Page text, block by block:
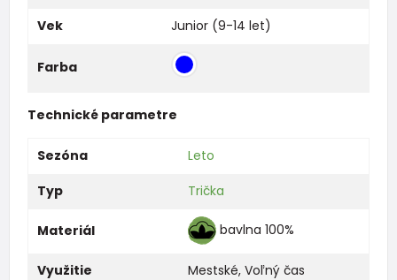
Vek
Junior (9-14 let)
Farba
Technické parametre
Sezóna
Leto
Typ
Trička
Materiál bavlna 100%
Využitie Mestské, Voľný čas